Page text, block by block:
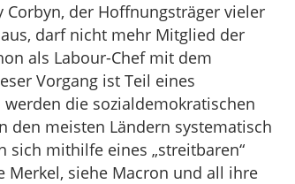
der Hoffnungsträger vieler
darf nicht mehr Mitglied der
als Labour-Chef mit dem
Vorgang ist Teil eines
die sozialdemokratischen
den meisten Ländern systematisch
mithilfe eines „streitbaren“
Merkel, siehe Macron und all ihre